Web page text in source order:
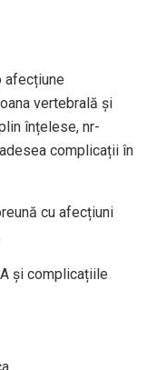
afecțiune
vertebrală și
înțelese, nr-
complicații în
cu afecțiuni
și complicațiile